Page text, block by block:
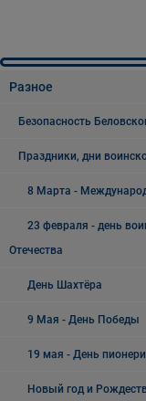
Разное
Безопасность
Праздники, дни
8 Марта -
23 февраля - день
Отечества
День Шахтёра
9 Мая - День Победы
19 мая - День
Новый год и